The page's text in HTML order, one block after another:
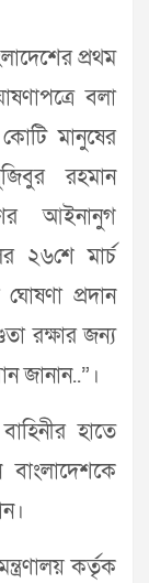
প্রথম
বলা
মানুষের
রহমান
আইনানুগ
২৬শে মার্চ
ঘোষণা প্রদান
রক্ষার জন্য
জানান..”।
হাতে
কর্তৃক